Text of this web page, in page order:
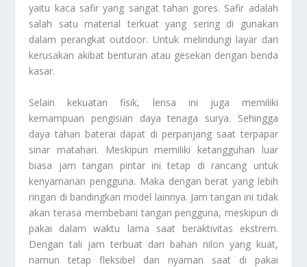
yaitu kaca safir yang sangat tahan gores. Safir adalah
salah satu material terkuat yang sering di gunakan
dalam perangkat outdoor. Untuk melindungi layar dari
kerusakan akibat benturan atau gesekan dengan benda
kasar.
Selain kekuatan fisik, lensa ini juga memiliki
kemampuan pengisian daya tenaga surya. Sehingga
daya tahan baterai dapat di perpanjang saat terpapar
sinar matahari. Meskipun memiliki ketangguhan luar
biasa jam tangan pintar ini tetap di rancang untuk
kenyamanan pengguna. Maka dengan berat yang lebih
ringan di bandingkan model lainnya. Jam tangan ini tidak
akan terasa membebani tangan pengguna, meskipun di
pakai dalam waktu lama saat beraktivitas ekstrem.
Dengan tali jam terbuat dari bahan nilon yang kuat,
namun tetap fleksibel dan nyaman saat di pakai